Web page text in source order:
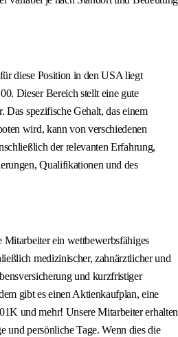
diese Position in den USA liegt
Dieser Bereich stellt eine gute
Das spezifische Gehalt, das einem
wird, kann von verschiedenen
der relevanten Erfahrung,
Qualifikationen und des
ein wettbewerbsfähiges
medizinischer, zahnärztlicher und
und kurzfristiger
gibt es einen Aktienkaufplan, eine
und mehr! Unsere Mitarbeiter erhalten
und persönliche Tage. Wenn dies die